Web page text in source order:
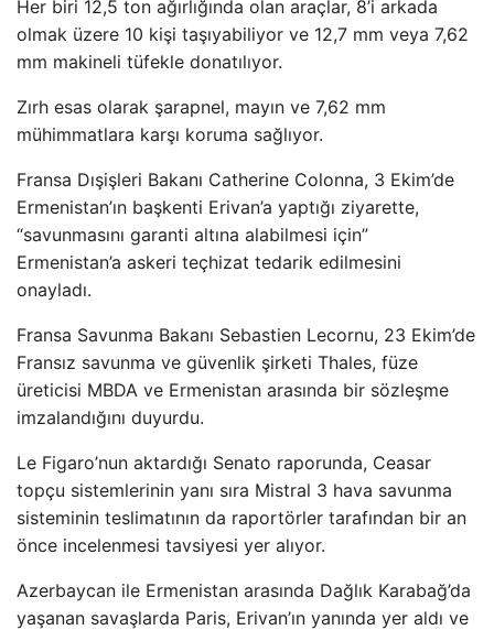
Her biri 12,5 ton ağırlığında olan araçlar, 8’i arkada
olmak üzere 10 kişi taşıyabiliyor ve 12,7 mm veya 7,62
mm makineli tüfekle donatılıyor.
Zırh esas olarak şarapnel, mayın ve 7,62 mm
mühimmatlara karşı koruma sağlıyor.
Fransa Dışişleri Bakanı Catherine Colonna, 3 Ekim’de
Ermenistan’ın başkenti Erivan’a yaptığı ziyarette,
“savunmasını garanti altına alabilmesi için”
Ermenistan’a askeri teçhizat tedarik edilmesini
onayladı.
Fransa Savunma Bakanı Sebastien Lecornu, 23 Ekim’de
Fransız savunma ve güvenlik şirketi Thales, füze
üreticisi MBDA ve Ermenistan arasında bir sözleşme
imzalandığını duyurdu.
Le Figaro’nun aktardığı Senato raporunda, Ceasar
topçu sistemlerinin yanı sıra Mistral 3 hava savunma
sisteminin teslimatının da raportörler tarafından bir an
önce incelenmesi tavsiyesi yer alıyor.
Azerbaycan ile Ermenistan arasında Dağlık Karabağ’da
yaşanan savaşlarda Paris, Erivan’ın yanında yer aldı ve